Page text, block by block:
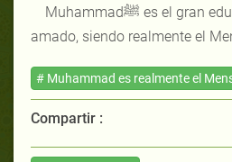
Muhammadﷺ es el gran educador y el gran
amado, siendo realmente el
# Muhammad es realmente el
Compartir :